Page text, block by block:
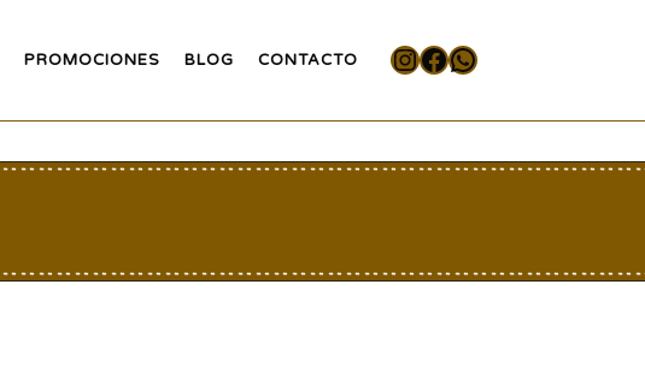
Instagram
Facebook
WhatsApp
PROMOCIONES BLOG CONTACTO